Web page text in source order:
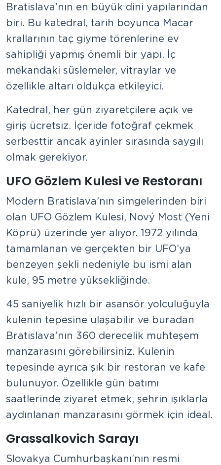
Bratislava’nın en büyük dini yapılarından
biri. Bu katedral, tarih boyunca Macar
krallarının taç giyme törenlerine ev
sahipliği yapmış önemli bir yapı. İç
mekandaki süslemeler, vitraylar ve
özellikle altarı oldukça etkileyici.
Katedral, her gün ziyaretçilere açık ve
giriş ücretsiz. İçeride fotoğraf çekmek
serbesttir ancak ayinler sırasında saygılı
olmak gerekiyor.
UFO Gözlem Kulesi ve Restoranı
Modern Bratislava’nın simgelerinden biri
olan UFO Gözlem Kulesi, Nový Most (Yeni
Köprü) üzerinde yer alıyor. 1972 yılında
tamamlanan ve gerçekten bir UFO’ya
benzeyen şekli nedeniyle bu ismi alan
kule, 95 metre yüksekliğinde.
45 saniyelik hızlı bir asansör yolculuğuyla
kulenin tepesine ulaşabilir ve buradan
Bratislava’nın 360 derecelik muhteşem
manzarasını görebilirsiniz. Kulenin
tepesinde ayrıca şık bir restoran ve kafe
bulunuyor. Özellikle gün batımı
saatlerinde ziyaret etmek, şehrin ışıklarla
aydınlanan manzarasını görmek için ideal.
Grassalkovich Sarayı
Slovakya Cumhurbaşkanı’nın resmi